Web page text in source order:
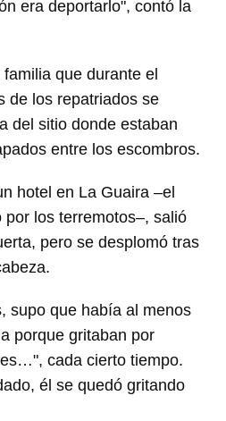
era deportarlo", contó la
que durante el
de los repatriados se
del sitio donde estaban
entre los escombros.
hotel en La Guaira –el
los terremotos–, salió
pero se desplomó tras
supo que había al menos
porque gritaban por
cada cierto tiempo.
él se quedó gritando